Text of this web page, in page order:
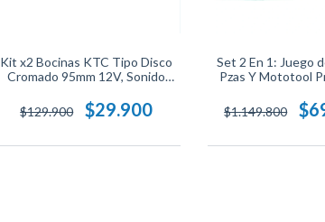
Kit x2 Bocinas KTC Tipo Disco
Cromado 95mm 12V, Sonido
Señal de Alerta para Moto,
Carro o Camión.
$129.900 $29.900
Set 2 En 1: Juego
Pzas Y Mototool
$1.149.800